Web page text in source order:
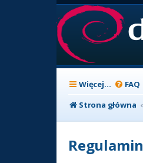
Więcej… FAQ
Strona główna
Regulamin